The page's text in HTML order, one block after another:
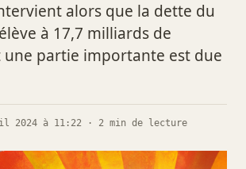
alors que la dette du
à 17,7 milliards de
partie importante est due
2024 à 11:22 · 2 min de lecture